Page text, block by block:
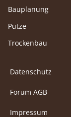
Bauplanung
Putze
Trockenbau
Datenschutz
Forum AGB
Impressum